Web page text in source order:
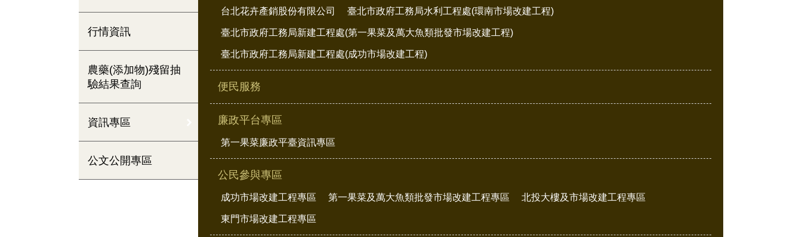
行情資訊
農藥(添加物)殘留抽
驗結果查詢
資訊專區
公文公開專區
台北花卉產銷股份有限公司 臺北市政府工務局水利工程處(環南市場改建工程)
臺北市政府工務局新建工程處(第一果菜及萬大魚類批發市場改建工程)
臺北市政府工務局新建工程處(成功市場改建工程)
便民服務
廉政平台專區
第一果菜廉政平臺資訊專區
公民參與專區
成功市場改建工程專區 第一果菜及萬大魚類批發市場改建工程專區 北投大樓及市場改建工程專區
東門市場改建工程專區